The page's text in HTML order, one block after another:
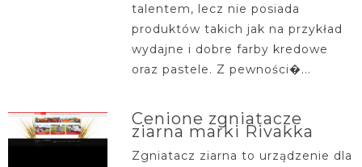
talentem, lecz nie posiada
produktów takich jak na przykład
wydajne i dobre farby kredowe
oraz pastele. Z pewności�...
Cenione zgniatacze
ziarna marki Rivakka
Zgniatacz ziarna to urządzenie dla